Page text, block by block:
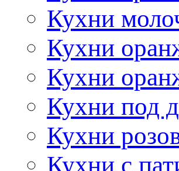
Кухни
Кухни
Кухни
Кухни под
Кухни
Кухни с